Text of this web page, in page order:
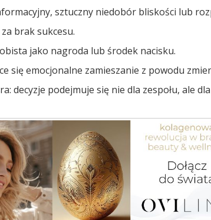
sztuczny niedobór bliskości lub
brak sukcesu.
jako nagroda lub środek nacisku.
się emocjonalne zamieszanie z powodu
decyzje podejmuje się nie dla zespołu, ale